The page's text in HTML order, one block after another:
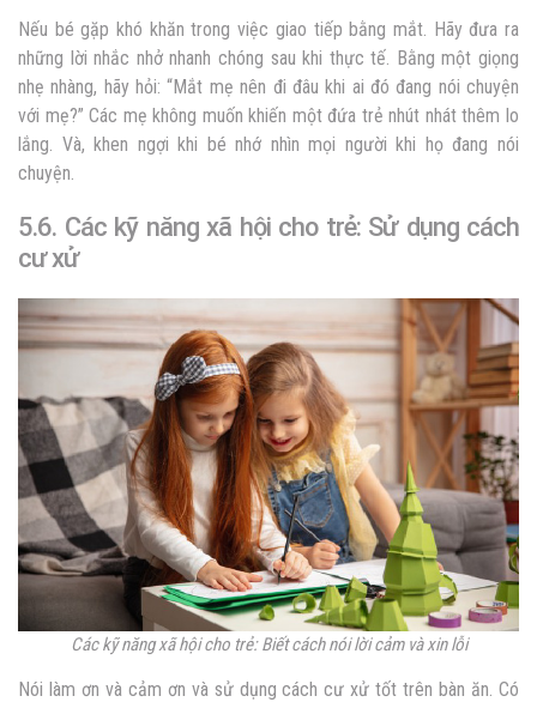
Nếu bé gặp khó khăn trong việc giao tiếp bằng mắt. Hãy đưa ra
những lời nhắc nhở nhanh chóng sau khi thực tế. Bằng một giọng
nhẹ nhàng, hãy hỏi: “Mắt mẹ nên đi đâu khi ai đó đang nói chuyện
với mẹ?” Các mẹ không muốn khiến một đứa trẻ nhút nhát thêm lo
lắng. Và, khen ngợi khi bé nhớ nhìn mọi người khi họ đang nói
chuyện.
5.6. Các kỹ năng xã hội cho trẻ: Sử dụng cách
cư xử
Các kỹ năng xã hội cho trẻ: Biết cách nói lời cảm và xin lỗi
Nói làm ơn và cảm ơn và sử dụng cách cư xử tốt trên bàn ăn. Có